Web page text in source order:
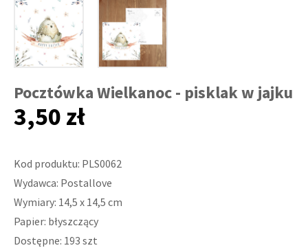
Pocztówka Wielkanoc - pisklak w jajku
3,50 zł
Kod produktu: PLS0062
Wydawca: Postallove
Wymiary: 14,5 x 14,5 cm
Papier: błyszczący
Dostępne: 193 szt